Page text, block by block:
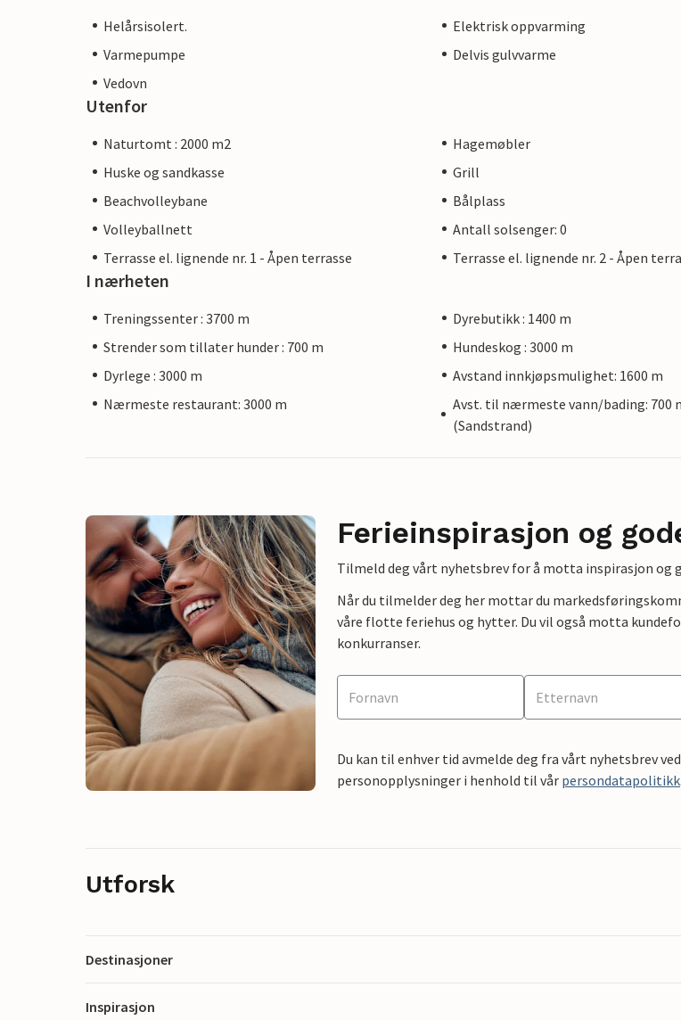
Helårsisolert.
Elektrisk oppvarming
Varmepumpe
Delvis gulvvarme
Vedovn
Utenfor
Naturtomt : 2000 m2
Hagemøbler
Huske og sandkasse
Grill
Beachvolleybane
Bålplass
Volleyballnett
Antall solsenger: 0
Terrasse el. lignende nr. 1 - Åpen terrasse
Terrasse el. lignende nr. 2 - Åpen
I nærheten
Treningssenter : 3700 m
Dyrebutikk : 1400 m
Strender som tillater hunder : 700 m
Hundeskog : 3000 m
Dyrlege : 3000 m
Avstand innkjøpsmulighet: 1600 m
Nærmeste restaurant: 3000 m
Avst. til nærmeste vann/bading: 700
(Sandstrand)
Ferieinspirasjon og
Tilmeld deg vårt nyhetsbrev for å motta inspirasjon og
Når du tilmelder deg her mottar du
våre flotte feriehus og hytter. Du vil også motta
konkurranser.
Du kan til enhver tid avmelde deg fra vårt nyhetsbrev
personopplysninger i henhold til vår persondatapolitikk.
Utforsk
Destinasjoner
Inspirasjon